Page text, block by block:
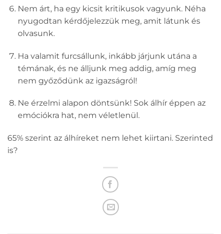
Nem árt, ha egy kicsit kritikusok vagyunk. Néha
nyugodtan kérdőjelezzük meg, amit látunk és
olvasunk.
Ha valamit furcsállunk, inkább járjunk utána a
témának, és ne álljunk meg addig, amíg meg
nem győződünk az igazságról!
Ne érzelmi alapon döntsünk! Sok álhír éppen az
emóciókra hat, nem véletlenül.
65% szerint az álhíreket nem lehet kiirtani. Szerinted
is?